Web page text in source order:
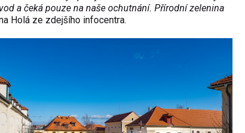
a čeká pouze na naše ochutnání. Přírodní zelenina
Holá ze zdejšího infocentra.